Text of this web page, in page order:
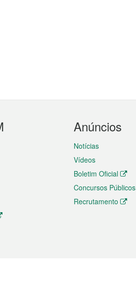
Anúncios
Notícias
Vídeos
Boletim Oficial
Concursos Públicos
Recrutamento